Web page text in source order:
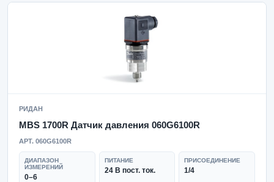
РИДАН
MBS 1700R Датчик давления 060G6100R
АРТ. 060G6100R
ДИАПАЗОН
ИЗМЕРЕНИЙ
0–6
ПИТАНИЕ
24 В пост. ток.
ПРИСОЕДИНЕНИЕ
1/4